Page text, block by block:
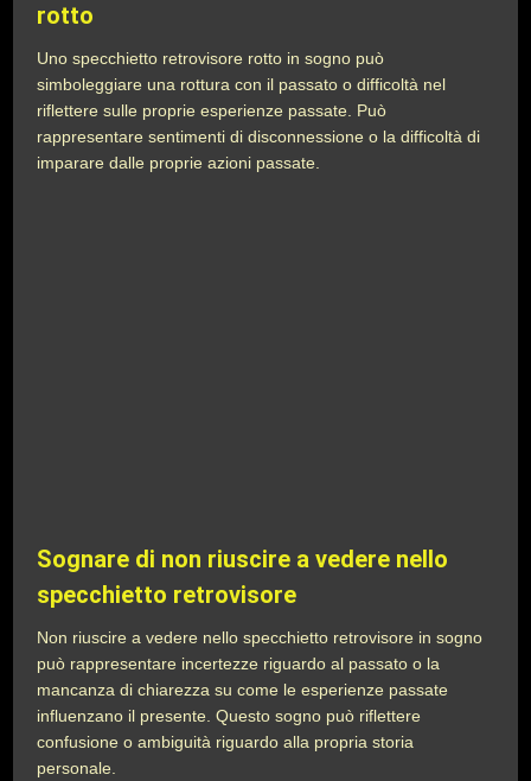
rotto
Uno specchietto retrovisore rotto in sogno può
simboleggiare una rottura con il passato o difficoltà nel
riflettere sulle proprie esperienze passate. Può
rappresentare sentimenti di disconnessione o la difficoltà di
imparare dalle proprie azioni passate.
Sognare di non riuscire a vedere nello
specchietto retrovisore
Non riuscire a vedere nello specchietto retrovisore in sogno
può rappresentare incertezze riguardo al passato o la
mancanza di chiarezza su come le esperienze passate
influenzano il presente. Questo sogno può riflettere
confusione o ambiguità riguardo alla propria storia
personale.